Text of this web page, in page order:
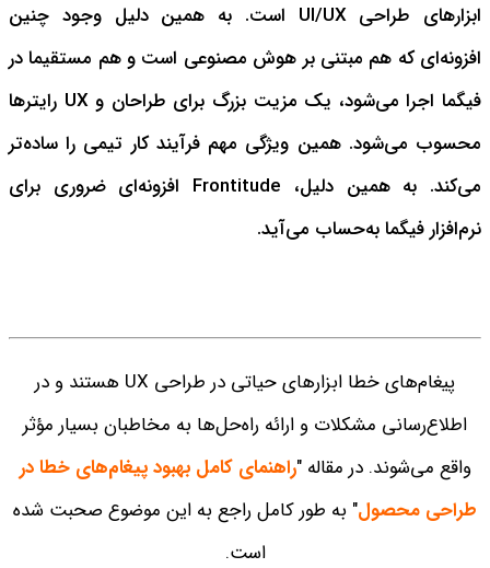
ابزارهای طراحی UI/UX است. به همین دلیل وجود چنین
افزونه‌ای که هم مبتنی بر هوش مصنوعی است و هم مستقیما در
فیگما اجرا می‌شود، یک مزیت بزرگ برای طراحان و UX رایترها
محسوب می‌شود. همین ویژگی مهم فرآیند کار تیمی را ساده‌تر
می‌کند. به همین دلیل، Frontitude افزونه‌ای ضروری برای
نرم‌افزار فیگما به‌حساب می‌آید.
پیغام‌های خطا ابزارهای حیاتی در طراحی UX هستند و در
اطلاع‌رسانی مشکلات و ارائه راه‌حل‌ها به مخاطبان بسیار مؤثر
واقع می‌شوند. در مقاله "راهنمای کامل بهبود پیغام‌های خطا در
طراحی محصول" به طور کامل راجع به این موضوع صحبت شده
است.